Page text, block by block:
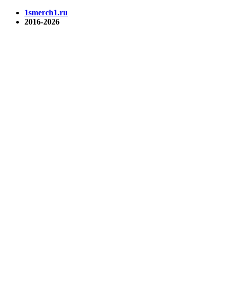
1smerch1.ru
2016-2026